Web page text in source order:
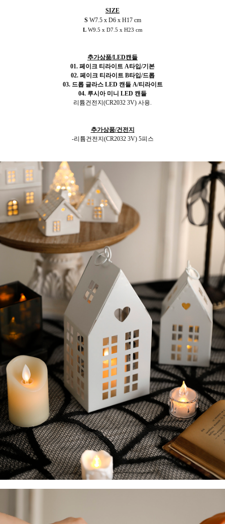
SIZE
SW7.5 x D6 x H17 cm
L W9.5 x D7.5 x H23 cm
추가상품/LED캔들
01. 페이크 티라이트 A타입/기본
02. 페이크 티라이트 B타입/드롭
03. 드롭 글라스 LED 캔들 A/티라이트
04. 루시아 미니 LED 캔들
리튬건전지(CR2032 3V) 사용.
추가상품/건전지
-리튬건전지(CR2032 3V) 5피스